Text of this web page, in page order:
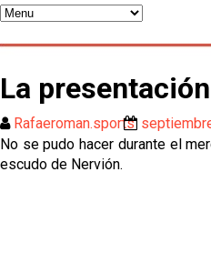
La
Rafaeroman.sports
No se pudo hacer durante el
escudo de Nervión.